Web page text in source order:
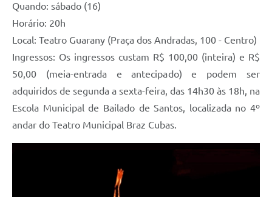
Quando: sábado (16)
Horário: 20h
Local: Teatro Guarany (Praça dos Andradas, 100 - Centro)
Ingressos: Os ingressos custam R$ 100,00 (inteira) e R$
50,00 (meia-entrada e antecipado) e podem ser
adquiridos de segunda a sexta-feira, das 14h30 às 18h, na
Escola Municipal de Bailado de Santos, localizada no 4º
andar do Teatro Municipal Braz Cubas.